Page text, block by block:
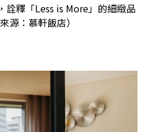
釋「Less is More」的細緻品
源：慕軒飯店）